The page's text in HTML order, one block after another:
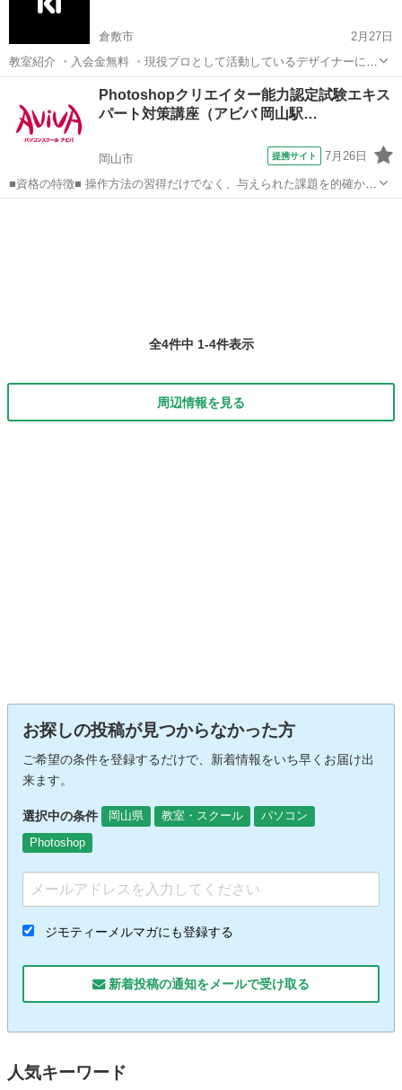
倉敷市
2月27日
教室紹介 ・入会金無料 ・現役プロとして活動しているデザイナーによ
るレッスン ・メールを利用したレッスンなので自宅で学習・添削が可
ンゼルスに...
Photoshopクリエイター能力認定試験エキス
パート対策講座（アビバ 岡山駅…
岡山市 提携サイト 7月26日
■資格の特徴■ 操作方法の習得だけでなく、与えられた課題を的確かつ
スムーズに行う力が試されることが特長です。実践的なスキルを身に
全4件中 1-4件表示
周辺情報を見る
お探しの投稿が見つからなかった方
ご希望の条件を登録するだけで、新着情報をいち早くお届け出
来ます。
選択中の条件 岡山県 教室・スクール
パソコン
Photoshop
ジモティーメルマガにも登録する
新着投稿の通知をメールで受け取る
人気キーワード